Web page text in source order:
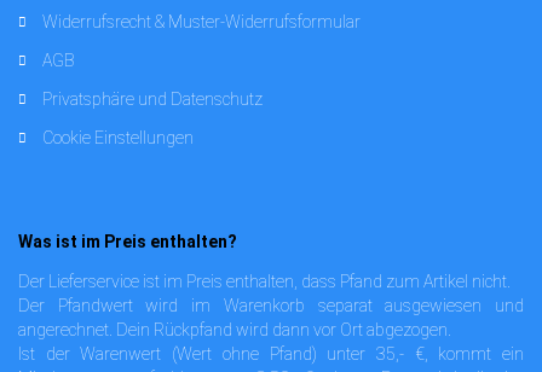
Widerrufsrecht & Muster-Widerrufsformular
AGB
Privatsphäre und Datenschutz
Cookie Einstellungen
Was ist im Preis enthalten?
Der Lieferservice ist im Preis enthalten, dass Pfand zum Artikel nicht.
Der Pfandwert wird im Warenkorb separat ausgewiesen und
angerechnet. Dein Rückpfand wird dann vor Ort abgezogen.
Ist der Warenwert (Wert ohne Pfand) unter 35,- €, kommt ein